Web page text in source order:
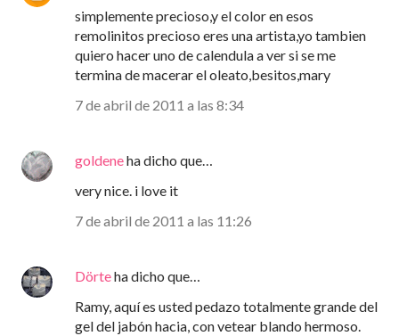
simplemente precioso,y el color en esos
remolinitos precioso eres una artista,yo tambien
quiero hacer uno de calendula a ver si se me
termina de macerar el oleato,besitos,mary
7 de abril de 2011 a las 8:34
goldeneha dicho que…
very nice. i love it
7 de abril de 2011 a las 11:26
Dörteha dicho que…
Ramy, aquí es usted pedazo totalmente grande del
gel del jabón hacia, con vetear blando hermoso.